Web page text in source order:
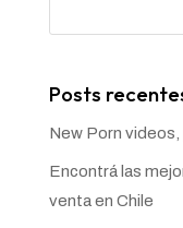
Posts
New Porn videos,
Encontrá las
venta en Chile